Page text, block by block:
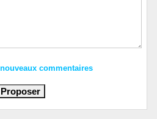
commentaires